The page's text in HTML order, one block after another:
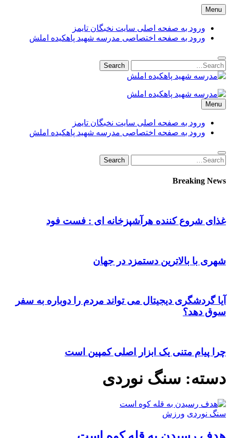
Skip
to
content
Menu
ورود به صفحه اصلی سایت نخبگان تایمز
ورود به صفحه اختصاصی مدرسه شهید پاهکیده املش
Search
for:
Search
مدرسه شهید پاهکیده املش
پسرانه + دخترانه + پیش دبستانی + کلاس + اول + دوم + سوم +
پشت + بانک کشاورزی + شماره + تلفن + آدرس + لوکیشن + +
دریافت + کارنامه + کد ملی + پایه + مقطع + دولتی + گیلان +
مدارس + دانش آموزان + لیست + سایت + نخبگان + تایمز +
madrese-shahid-pahkideh-amlash
Menu
ورود به صفحه اصلی سایت نخبگان تایمز
ورود به صفحه اختصاصی مدرسه شهید پاهکیده املش
Search
for:
Search
Breaking News
غذای شروع کننده هرآشپزخانه ای : فست فود
شهری با بالاترین دستمزد در جهان
آیا گردشگری دیجیتال می تواند مردم را دوباره به سفر
سوق دهد؟
چرا پیام متنی یک ابزار اصلی کمپین است
دسته: سنگ نوردی
سنگ نوردی ورزش